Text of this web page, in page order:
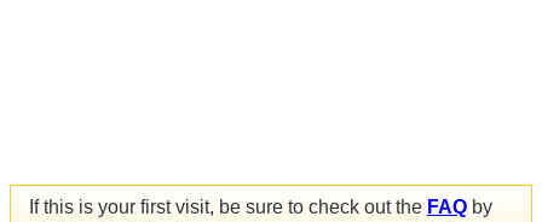
If this is your first visit, be sure to check out the FAQ by